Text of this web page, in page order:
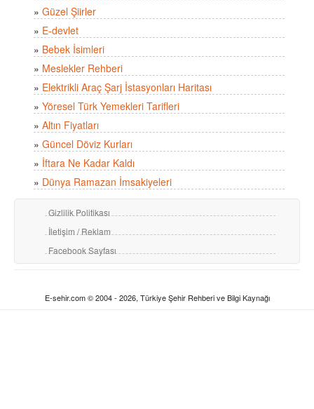
» Güzel Şiirler
» E-devlet
» Bebek İsimleri
» Meslekler Rehberi
» Elektrikli Araç Şarj İstasyonları Haritası
» Yöresel Türk Yemekleri Tarifleri
» Altın Fiyatları
» Güncel Döviz Kurları
» İftara Ne Kadar Kaldı
» Dünya Ramazan İmsakiyeleri
Gizlilik Politikası
İletişim / Reklam
Facebook Sayfası
E-sehir.com © 2004 - 2026, Türkiye Şehir Rehberi ve Bilgi Kaynağı